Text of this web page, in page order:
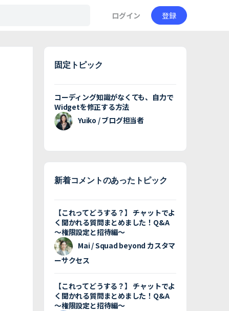
ログイン 登録
固定トピック
コーディング知識がなくても、自力で
Widgetを修正する方法
Yuiko / ブログ担当者
新着コメントのあったトピック
【これってどうする？】 チャットでよ
く聞かれる質問まとめました！Q&A
〜権限設定と招待編〜
Mai / Squad beyond カスタマ
ーサクセス
【これってどうする？】 チャットでよ
く聞かれる質問まとめました！Q&A
〜権限設定と招待編〜